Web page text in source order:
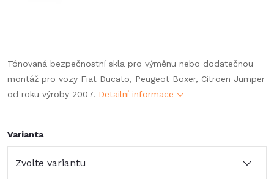
Tónovaná bezpečnostní skla pro výměnu nebo dodatečnou
montáž pro vozy Fiat Ducato, Peugeot Boxer, Citroen Jumper
od roku výroby 2007. Detailní informace
Varianta